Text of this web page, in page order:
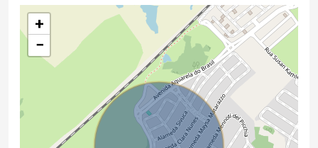
+
−